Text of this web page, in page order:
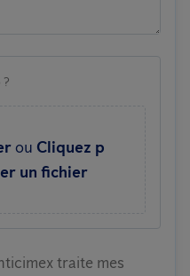
ou Cliquez p
un fichier
traite mes